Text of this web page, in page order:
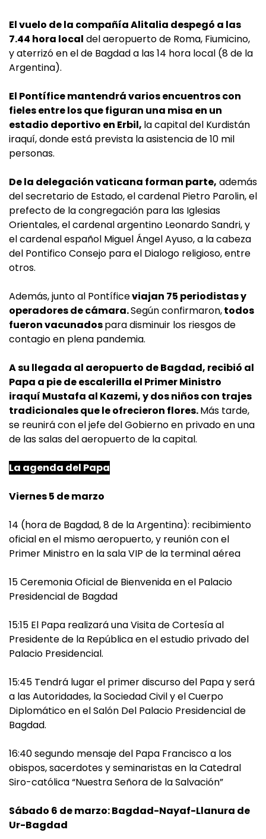
El vuelo de la compañía Alitalia despegó a las
7.44 hora local del aeropuerto de Roma, Fiumicino,
y aterrizó en el de Bagdad a las 14 hora local (8 de la
Argentina).
El Pontífice mantendrá varios encuentros con
fieles entre los que figuran una misa en un
estadio deportivo en Erbil, la capital del Kurdistán
iraquí, donde está prevista la asistencia de 10 mil
personas.
De la delegación vaticana forman parte, además
del secretario de Estado, el cardenal Pietro Parolin, el
prefecto de la congregación para las Iglesias
Orientales, el cardenal argentino Leonardo Sandri, y
el cardenal español Miguel Ángel Ayuso, a la cabeza
del Pontifico Consejo para el Dialogo religioso, entre
otros.
Además, junto al Pontíficeviajan 75 periodistas y
operadores de cámara.Según confirmaron,todos
fueron vacunadospara disminuir los riesgos de
contagio en plena pandemia.
A su llegada al aeropuerto de Bagdad, recibió al
Papa a pie de escalerilla el Primer Ministro
iraquí Mustafa al Kazemi, y dos niños con trajes
tradicionales que le ofrecieron flores.Más tarde,
se reunirá con el jefe del Gobierno en privado en una
de las salas del aeropuerto de la capital.
La agenda del Papa
Viernes 5 de marzo
14 (hora de Bagdad, 8 de la Argentina): recibimiento
oficial en el mismo aeropuerto, y reunión con el
Primer Ministro en la sala VIP de la terminal aérea
15 Ceremonia Oficial de Bienvenida en el Palacio
Presidencial de Bagdad
15:15 El Papa realizará una Visita de Cortesía al
Presidente de la República en el estudio privado del
Palacio Presidencial.
15:45 Tendrá lugar el primer discurso del Papa y será
a las Autoridades, la Sociedad Civil y el Cuerpo
Diplomático en el Salón Del Palacio Presidencial de
Bagdad.
16:40 segundo mensaje del Papa Francisco a los
obispos, sacerdotes y seminaristas en la Catedral
Siro-católica “Nuestra Señora de la Salvación”
Sábado 6 de marzo: Bagdad-Nayaf-Llanura de
Ur-Bagdad